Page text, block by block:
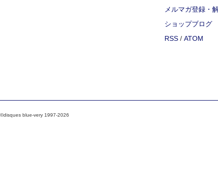
メルマガ登録・
ショップブログ
RSS / ATOM
©disques blue-very 1997-2026